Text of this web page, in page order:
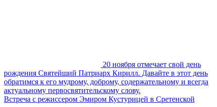
20 ноября отмечает свой день
рождения Святейший Патриарх Кирилл. Давайте в этот день
обратимся к его мудрому, доброму, содержательному и всегда
актуальному первосвятительскому слову.
Встреча с режиссером Эмиром Кустурицей в Сретенской